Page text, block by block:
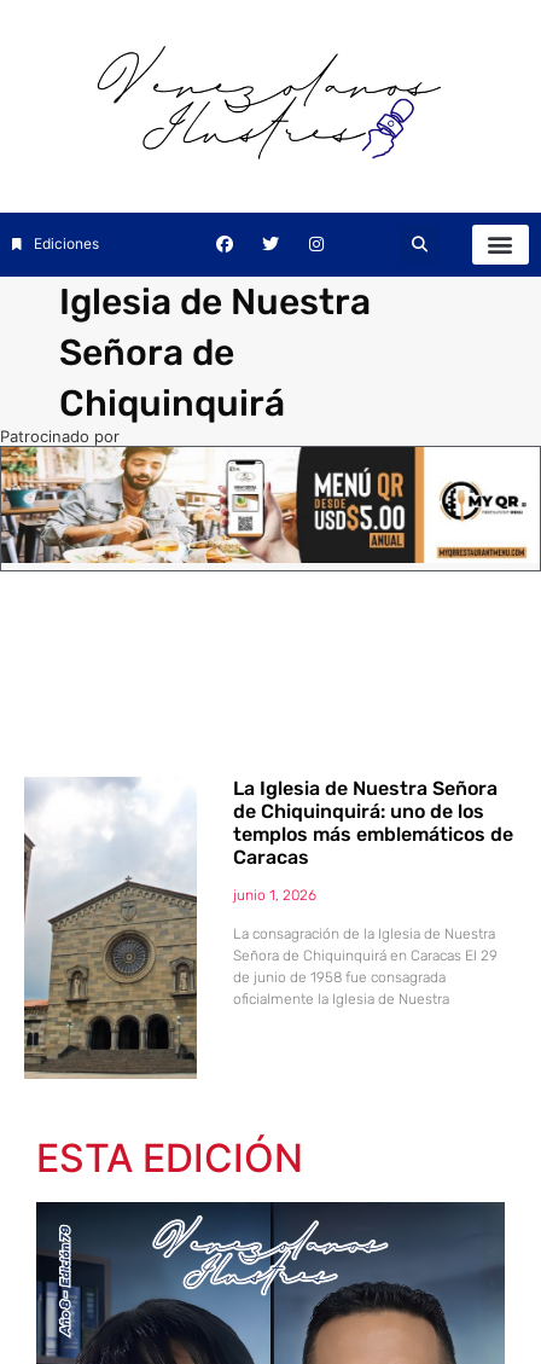
Ediciones
Iglesia de Nuestra
Señora de
Chiquinquirá
Patrocinado por
La Iglesia de Nuestra Señora
de Chiquinquirá: uno de los
templos más emblemáticos de
Caracas
junio 1, 2026
La consagración de la Iglesia de Nuestra
Señora de Chiquinquirá en Caracas El 29
de junio de 1958 fue consagrada
oficialmente la Iglesia de Nuestra
ESTA EDICIÓN